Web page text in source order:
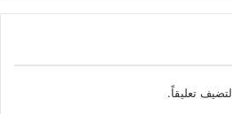
لتضيف تعليقاً.